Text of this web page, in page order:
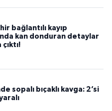
bağlantılı kayıp
kan donduran detaylar
sopalı bıçaklı kavga: 2’si